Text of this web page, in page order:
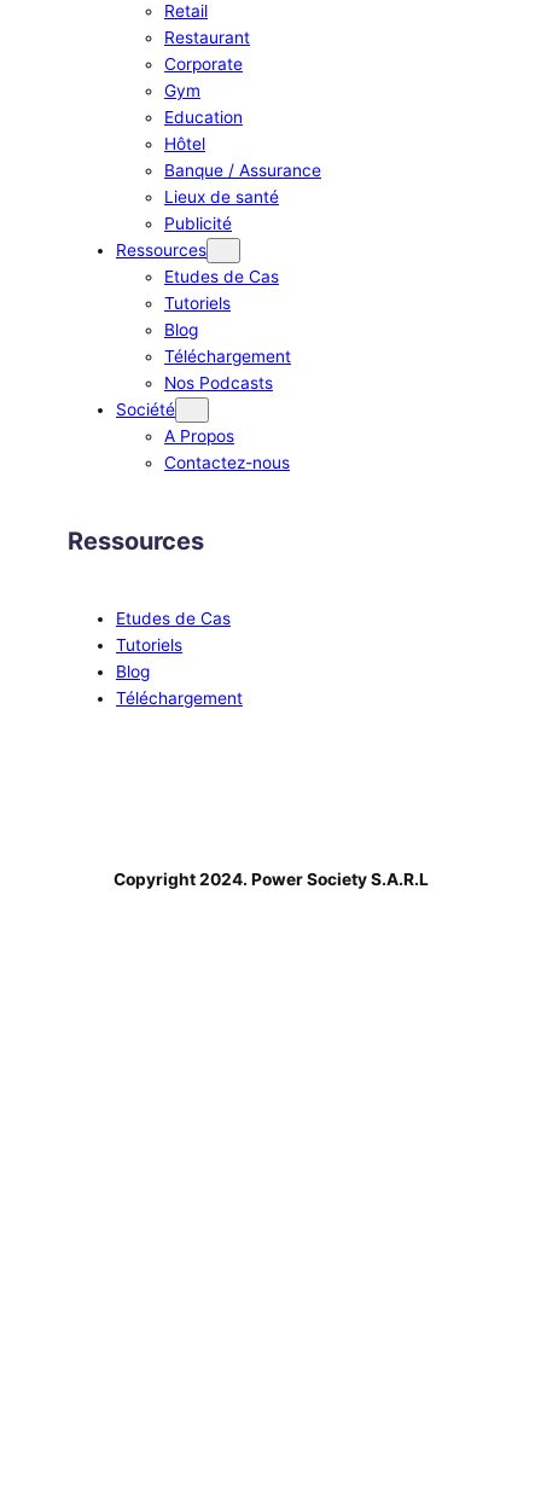
Retail
Restaurant
Corporate
Gym
Education
Hôtel
Banque / Assurance
Lieux de santé
Publicité
Ressources
Etudes de Cas
Tutoriels
Blog
Téléchargement
Nos Podcasts
Société
A Propos
Contactez-nous
Ressources
Etudes de Cas
Tutoriels
Blog
Téléchargement
Copyright 2024. Power Society S.A.R.L